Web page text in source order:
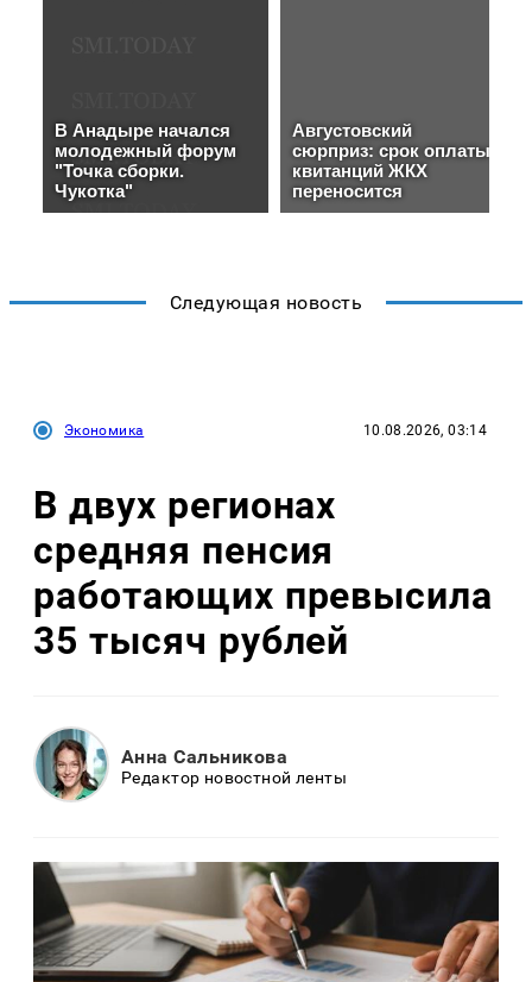
Следующая новость
Экономика 10.08.2026, 03:14
В двух регионах
средняя пенсия
работающих превысила
35 тысяч рублей
Анна Сальникова
Редактор новостной ленты